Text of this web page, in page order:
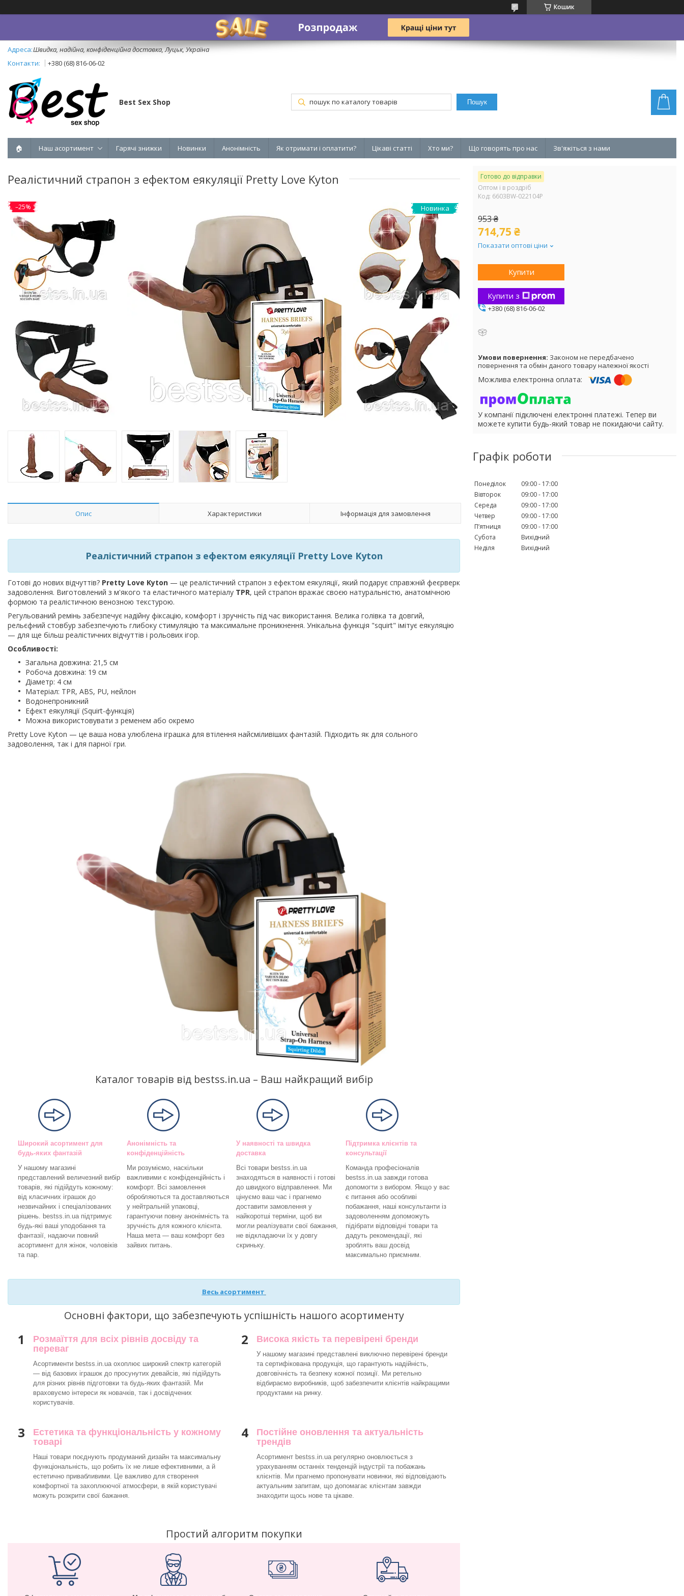
Кошик
Швидка, надійна, конфіденційна доставка, Луцьк, Україна
+380 (68) 816-06-02
Best Sex Shop Пошук
🏠 Наш асортимент Гарячі знижки Новинки Анонімність Як отримати і оплатити? Цікаві статті Хто ми? Що говорять про нас Зв'яжіться з нами
Реалістичний страпон з ефектом еякуляції Pretty Love Kyton
Новинка
–25%
Опис Характеристики Інформація для замовлення
Реалістичний страпон з ефектом еякуляції Pretty Love Kyton
Готові до нових відчуттів? Pretty Love Kyton — це реалістичний страпон з ефектом еякуляції, який подарує справжній феєрверк
задоволення. Виготовлений з м'якого та еластичного матеріалу TPR, цей страпон вражає своєю натуральністю, анатомічною
формою та реалістичною венозною текстурою.
Регульований ремінь забезпечує надійну фіксацію, комфорт і зручність під час використання. Велика голівка та довгий,
рельєфний стовбур забезпечують глибоку стимуляцію та максимальне проникнення. Унікальна функція "squirt" імітує еякуляцію
— для ще більш реалістичних відчуттів і рольових ігор.
Особливості:
Загальна довжина: 21,5 см
Робоча довжина: 19 см
Діаметр: 4 см
Матеріал: TPR, ABS, PU, нейлон
Водонепроникний
Ефект еякуляції (Squirt-функція)
Можна використовувати з ременем або окремо
Pretty Love Kyton — це ваша нова улюблена іграшка для втілення найсміливіших фантазій. Підходить як для сольного
задоволення, так і для парної гри.
Каталог товарів від bestss.in.ua – Ваш найкращий вибір
Широкий асортимент для
будь-яких фантазій
У нашому магазині
представлений величезний вибір
товарів, які підійдуть кожному:
від класичних іграшок до
незвичайних і спеціалізованих
рішень. bestss.in.ua підтримує
будь-які ваші уподобання та
фантазії, надаючи повний
асортимент для жінок, чоловіків
та пар.
Анонімність та
конфіденційність
Ми розуміємо, наскільки
важливими є конфіденційність і
комфорт. Всі замовлення
обробляються та доставляються
у нейтральній упаковці,
гарантуючи повну анонімність та
зручність для кожного клієнта.
Наша мета — ваш комфорт без
зайвих питань.
У наявності та швидка
доставка
Всі товари bestss.in.ua
знаходяться в наявності і готові
до швидкого відправлення. Ми
цінуємо ваш час і прагнемо
доставити замовлення у
найкоротші терміни, щоб ви
могли реалізувати свої бажання,
не відкладаючи їх у довгу
скриньку.
Підтримка клієнтів та
консультації
Команда професіоналів
bestss.in.ua завжди готова
допомогти з вибором. Якщо у вас
є питання або особливі
побажання, наші консультанти із
задоволенням допоможуть
підібрати відповідні товари та
дадуть рекомендації, які
зроблять ваш досвід
максимально приємним.
Весь асортимент
Основні фактори, що забезпечують успішність нашого асортименту
1
Розмаїття для всіх рівнів досвіду та
переваг
Асортименти bestss.in.ua охоплює широкий спектр категорій
— від базових іграшок до просунутих девайсів, які підійдуть
для різних рівнів підготовки та будь-яких фантазій. Ми
враховуємо інтереси як новачків, так і досвідчених
користувачів.
2 Висока якість та перевірені бренди
У нашому магазині представлені виключно перевірені бренди
та сертифікована продукція, що гарантують надійність,
довговічність та безпеку кожної позиції. Ми ретельно
відбираємо виробників, щоб забезпечити клієнтів найкращими
продуктами на ринку.
3
Естетика та функціональність у кожному
товарі
Наші товари поєднують продуманий дизайн та максимальну
функціональність, що робить їх не лише ефективними, а й
естетично привабливими. Це важливо для створення
комфортної та захоплюючої атмосфери, в якій користувачі
можуть розкрити свої бажання.
4
Постійне оновлення та актуальність
трендів
Асортимент bestss.in.ua регулярно оновлюється з
урахуванням останніх тенденцій індустрії та побажань
клієнтів. Ми прагнемо пропонувати новинки, які відповідають
актуальним запитам, що допомагає клієнтам завжди
знаходити щось нове та цікаве.
Простий алгоритм покупки
Готово до відправки
Оптом і в роздріб
Код: 6603BW-022104P
953 ₴
714,75 ₴
Показати оптові ціни
Купити
Купити з
+380 (68) 816-06-02
Законом не передбачено
повернення та обмін даного товару належної якості
У компанії підключені електронні платежі. Тепер ви
можете купити будь-який товар не покидаючи сайту.
Графік роботи
Понеділок 09:00
17:00
Вівторок
09:00
17:00
Середа
09:00
17:00
Четвер
09:00
17:00
Пʼятниця
09:00
17:00
Субота
Вихідний
Неділя
Вихідний